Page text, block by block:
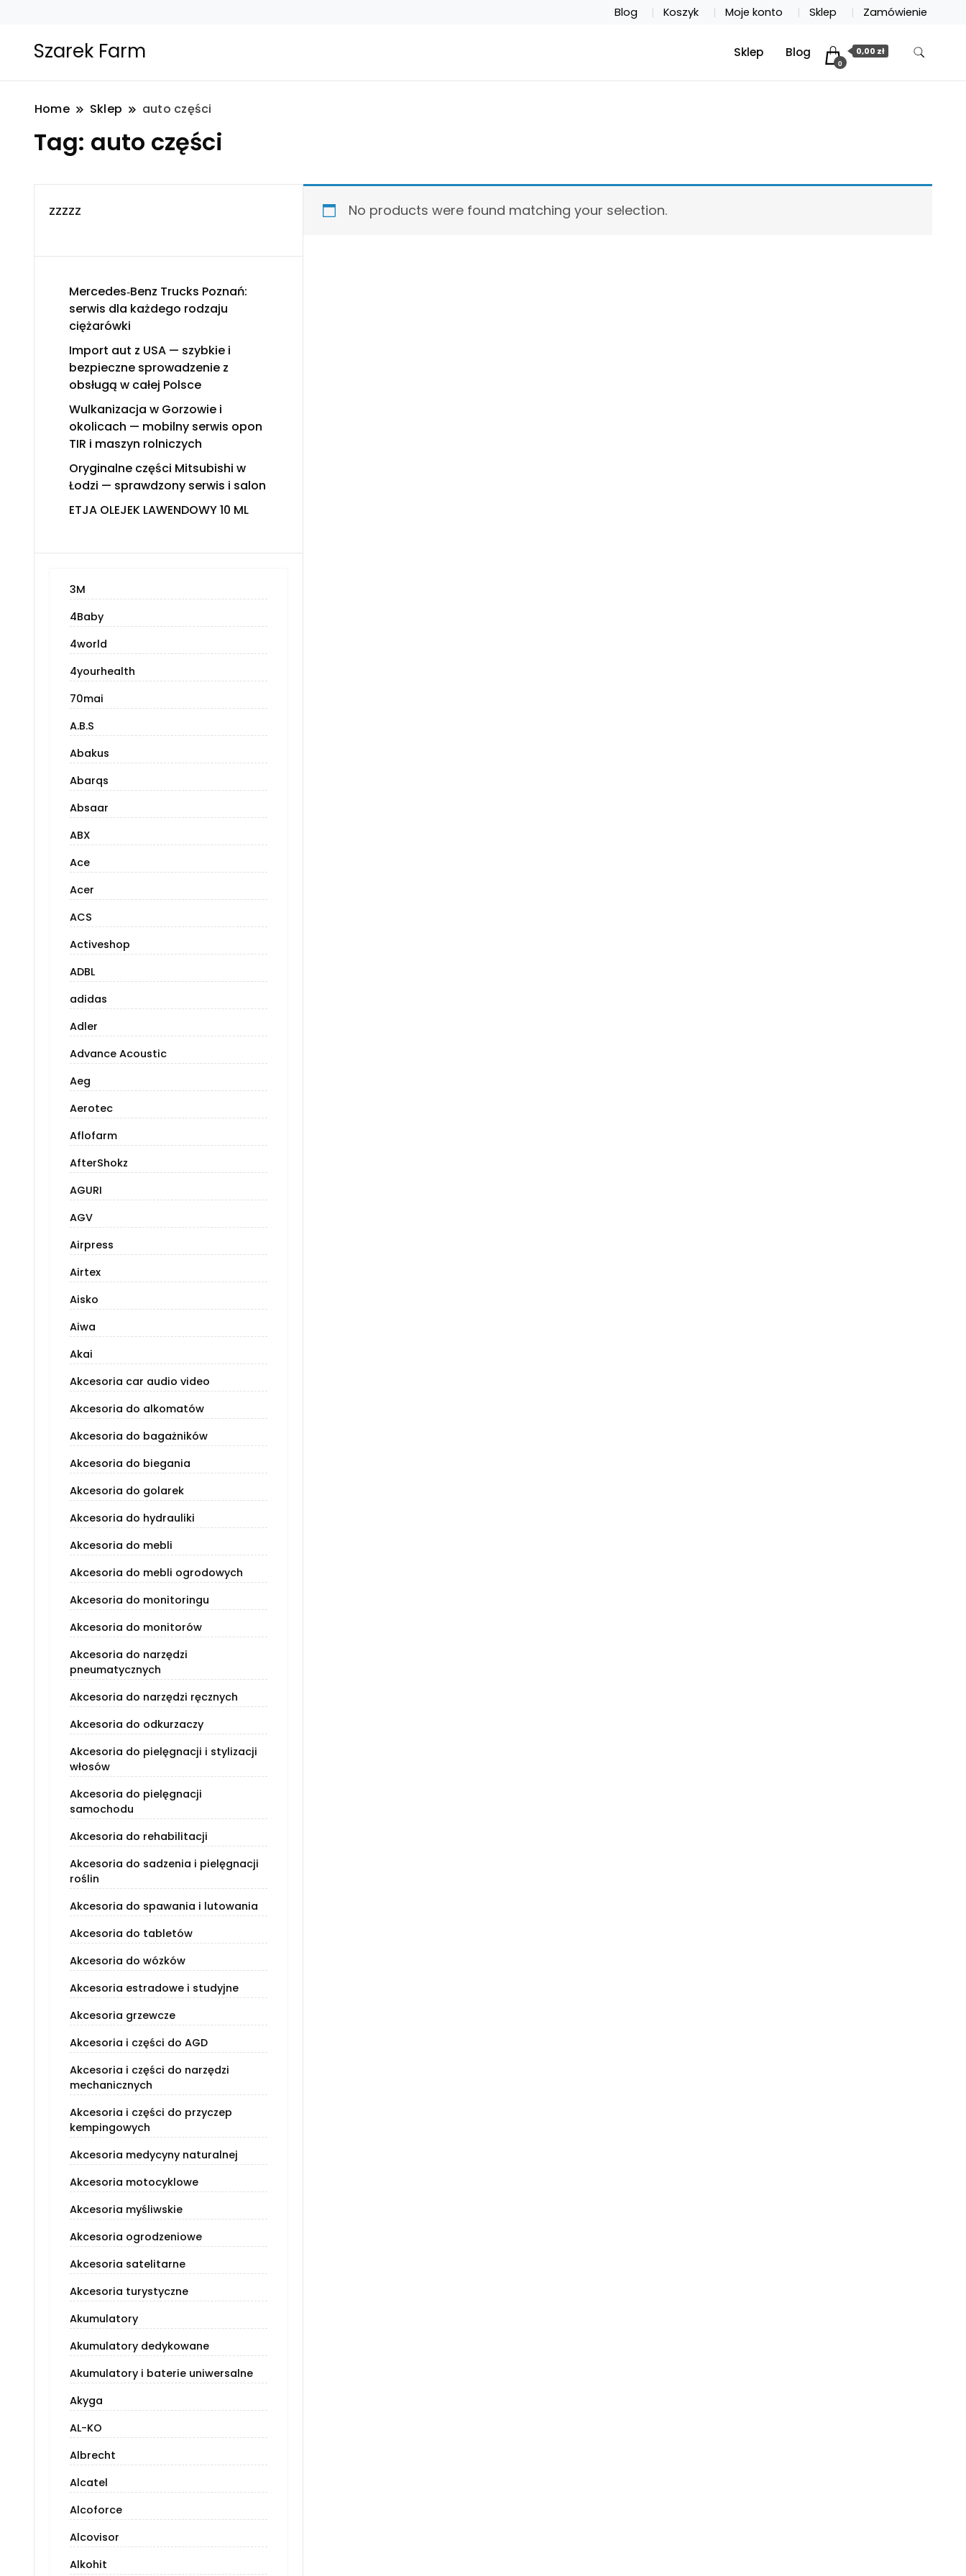
Blog Koszyk Moje konto Sklep Zamówienie
Szarek Farm Sklep Blog
0
0,00 zł
Home Sklep auto części
Tag: auto części
No products were found matching your selection.
zzzzz
Mercedes‑Benz Trucks Poznań:
serwis dla każdego rodzaju
ciężarówki
Import aut z USA — szybkie i
bezpieczne sprowadzenie z
obsługą w całej Polsce
Wulkanizacja w Gorzowie i
okolicach — mobilny serwis opon
TIR i maszyn rolniczych
Oryginalne części Mitsubishi w
Łodzi — sprawdzony serwis i salon
ETJA OLEJEK LAWENDOWY 10 ML
3M
4Baby
4world
4yourhealth
70mai
A.B.S
Abakus
Abarqs
Absaar
ABX
Ace
Acer
ACS
Activeshop
ADBL
adidas
Adler
Advance Acoustic
Aeg
Aerotec
Aflofarm
AfterShokz
AGURI
AGV
Airpress
Airtex
Aisko
Aiwa
Akai
Akcesoria car audio video
Akcesoria do alkomatów
Akcesoria do bagażników
Akcesoria do biegania
Akcesoria do golarek
Akcesoria do hydrauliki
Akcesoria do mebli
Akcesoria do mebli ogrodowych
Akcesoria do monitoringu
Akcesoria do monitorów
Akcesoria do narzędzi
pneumatycznych
Akcesoria do narzędzi ręcznych
Akcesoria do odkurzaczy
Akcesoria do pielęgnacji i stylizacji
włosów
Akcesoria do pielęgnacji
samochodu
Akcesoria do rehabilitacji
Akcesoria do sadzenia i pielęgnacji
roślin
Akcesoria do spawania i lutowania
Akcesoria do tabletów
Akcesoria do wózków
Akcesoria estradowe i studyjne
Akcesoria grzewcze
Akcesoria i części do AGD
Akcesoria i części do narzędzi
mechanicznych
Akcesoria i części do przyczep
kempingowych
Akcesoria medycyny naturalnej
Akcesoria motocyklowe
Akcesoria myśliwskie
Akcesoria ogrodzeniowe
Akcesoria satelitarne
Akcesoria turystyczne
Akumulatory
Akumulatory dedykowane
Akumulatory i baterie uniwersalne
Akyga
AL-KO
Albrecht
Alcatel
Alcoforce
Alcovisor
Alkohit